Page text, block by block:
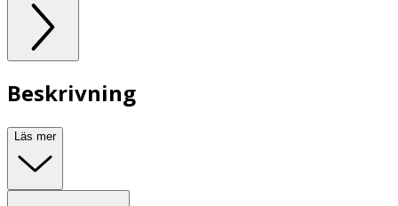
Beskrivning
Läs mer